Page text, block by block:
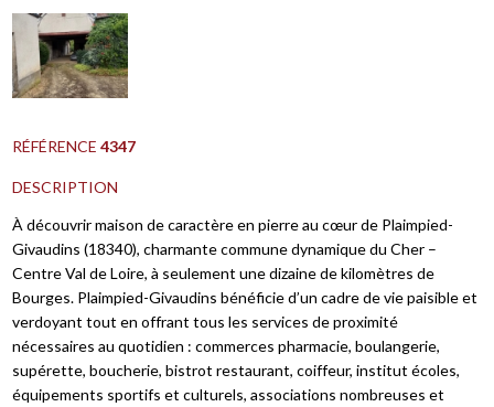
RÉFÉRENCE4347
DESCRIPTION
À découvrir maison de caractère en pierre au cœur de Plaimpied-
Givaudins (18340), charmante commune dynamique du Cher –
Centre Val de Loire, à seulement une dizaine de kilomètres de
Bourges. Plaimpied-Givaudins bénéficie d’un cadre de vie paisible et
verdoyant tout en offrant tous les services de proximité
nécessaires au quotidien : commerces pharmacie, boulangerie,
supérette, boucherie, bistrot restaurant, coiffeur, institut écoles,
équipements sportifs et culturels, associations nombreuses et